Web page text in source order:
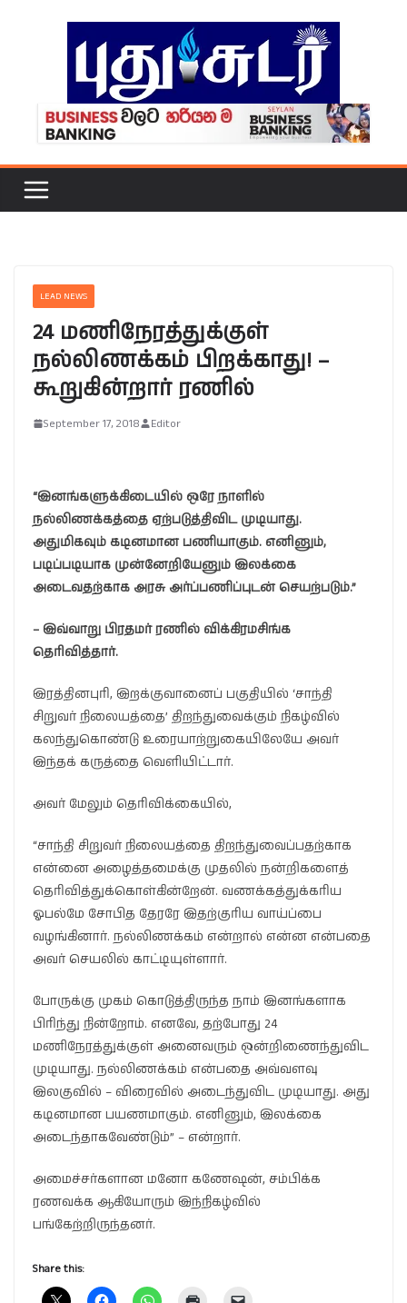
LEAD NEWS
24 மணிநேரத்துக்குள்
நல்லிணக்கம் பிறக்காது! –
கூறுகின்றார் ரணில்
September 17, 2018 Editor
“இனங்களுக்கிடையில் ஒரே நாளில்
நல்லிணக்கத்தை ஏற்படுத்திவிட முடியாது.
அதுமிகவும் கடினமான பணியாகும். எனினும்,
படிப்படியாக முன்னேறியேனும் இலக்கை
அடைவதற்காக அரசு அர்ப்பணிப்புடன் செயற்படும்.”
– இவ்வாறு பிரதமர் ரணில் விக்கிரமசிங்க
தெரிவித்தார்.
இரத்தினபுரி, இறக்குவானைப் பகுதியில் ‘சாந்தி
சிறுவர் நிலையத்தை’ திறந்துவைக்கும் நிகழ்வில்
கலந்துகொண்டு உரையாற்றுகையிலேயே அவர்
இந்தக் கருத்தை வெளியிட்டார்.
அவர் மேலும் தெரிவிக்கையில்,
“சாந்தி சிறுவர் நிலையத்தை திறந்துவைப்பதற்காக
என்னை அழைத்தமைக்கு முதலில் நன்றிகளைத்
தெரிவித்துக்கொள்கின்றேன். வணக்கத்துக்கரிய
ஓபல்மே சோபித தேரரே இதற்குரிய வாய்ப்பை
வழங்கினார். நல்லிணக்கம் என்றால் என்ன என்பதை
அவர் செயலில் காட்டியுள்ளார்.
போருக்கு முகம் கொடுத்திருந்த நாம் இனங்களாக
பிரிந்து நின்றோம். எனவே, தற்போது 24
மணிநேரத்துக்குள் அனைவரும் ஒன்றிணைந்துவிட
முடியாது. நல்லிணக்கம் என்பதை அவ்வளவு
இலகுவில் – விரைவில் அடைந்துவிட முடியாது. அது
கடினமான பயணமாகும். எனினும், இலக்கை
அடைந்தாகவேண்டும்” – என்றார்.
அமைச்சர்களான மனோ கணேஷன், சம்பிக்க
ரணவக்க ஆகியோரும் இந்நிகழ்வில்
பங்கேற்றிருந்தனர்.
Share this: